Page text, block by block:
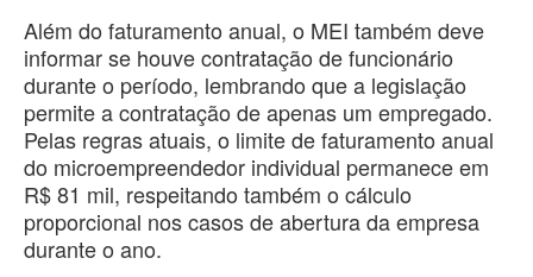
Além do faturamento anual, o MEI também deve
informar se houve contratação de funcionário
durante o período, lembrando que a legislação
permite a contratação de apenas um empregado.
Pelas regras atuais, o limite de faturamento anual
do microempreendedor individual permanece em
R$ 81 mil, respeitando também o cálculo
proporcional nos casos de abertura da empresa
durante o ano.